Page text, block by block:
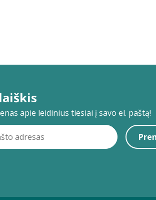
apie leidinius tiesiai į savo el. paštą!